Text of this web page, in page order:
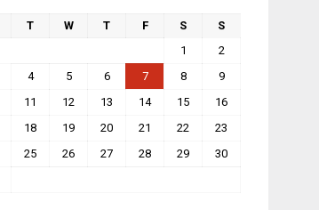
T W T F S
S
1
2
4 5 6 7 8
9
11 12 13 14 15
16
18 19 20 21 22
23
25 26 27 28 29
30